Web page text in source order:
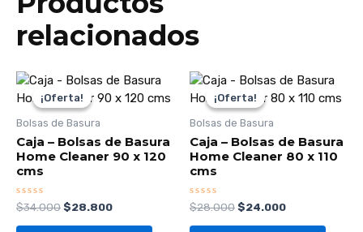
relacionados
¡Oferta!
¡Oferta!
Bolsas de Basura
Caja – Bolsas de Basura
Home Cleaner 90 x 120
cms
Valorado
con
0
$34.000
El
precio
original
era:
$28.800
El
precio
actual
¡Oferta!
¡Oferta!
Bolsas de Basura
Caja – Bolsas de Basura
Home Cleaner 80 x 110
cms
Valorado
con
0
$28.000
El
precio
original
era:
$24.000
El
precio
actual